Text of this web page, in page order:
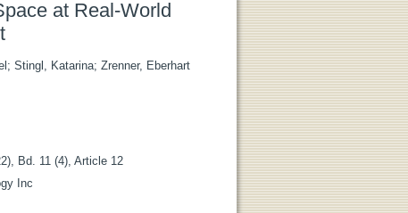
at Real-World
; Stingl, Katarina; Zrenner, Eberhart
Bd. 11 (4), Article 12
Inc